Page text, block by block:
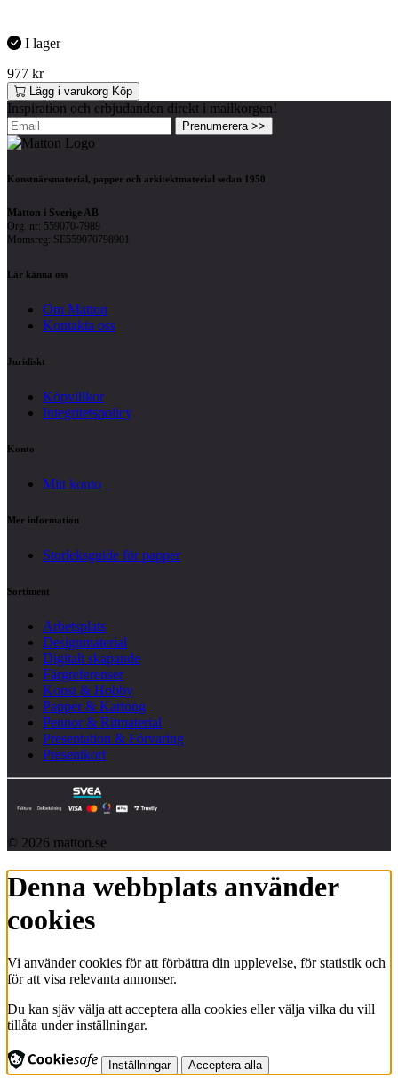
I lager
977 kr
Lägg i varukorg Köp
Inspiration och erbjudanden direkt i mailkorgen!
Prenumerera >>
Konstnärsmaterial, papper och arkitektmaterial sedan 1950
Matton i Sverige AB
Org. nr: 559070-7989
Momsreg: SE559070798901
Lär känna oss
Om Matton
Kontakta oss
Juridiskt
Köpvillkor
Integritetspolicy
Konto
Mitt konto
Mer information
Storleksguide för papper
Sortiment
Arbetsplats
Designmaterial
Digitalt skapande
Färgreferenser
Konst & Hobby
Papper & Kartong
Pennor & Ritmaterial
Presentation & Förvaring
Presentkort
© 2026 matton.se
Denna webbplats använder
cookies
Vi använder cookies för att förbättra din upplevelse, för statistik och
för att visa relevanta annonser.
Du kan sjäv välja att acceptera alla cookies eller välja vilka du vill
tillåta under inställningar.
Inställningar Acceptera alla